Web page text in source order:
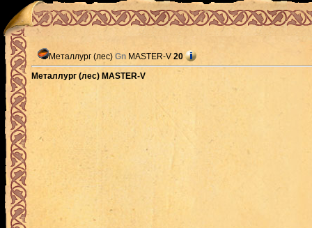
Металлург (лес) Gn MASTER-V 20
Металлург (лес) MASTER-V